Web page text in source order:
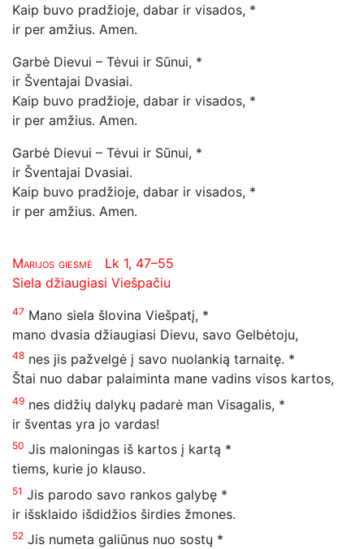
Kaip buvo pradžioje, dabar ir visados, *
ir per amžius. Amen.
Garbė Dievui – Tėvui ir Sūnui, *
ir Šventajai Dvasiai.
Kaip buvo pradžioje, dabar ir visados, *
ir per amžius. Amen.
Garbė Dievui – Tėvui ir Sūnui, *
ir Šventajai Dvasiai.
Kaip buvo pradžioje, dabar ir visados, *
ir per amžius. Amen.
Marijos giesmė Lk 1, 47–55
Siela džiaugiasi Viešpačiu
47 Mano siela šlovina Viešpatį, *
mano dvasia džiaugiasi Dievu, savo Gelbėtoju,
48 nes jis pažvelgė į savo nuolankią tarnaitę. *
Štai nuo dabar palaiminta mane vadins visos kartos,
49 nes didžių dalykų padarė man Visagalis, *
ir šventas yra jo vardas!
50 Jis maloningas iš kartos į kartą *
tiems, kurie jo klauso.
51 Jis parodo savo rankos galybę *
ir išsklaido išdidžios širdies žmones.
52 Jis numeta galiūnus nuo sostų *